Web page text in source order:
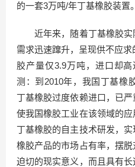
的一套3万吨/年丁基橡胶装置。
近年来，随着丁基橡胶实
需求迅速蹿升，呈现供不应
胶产量仅3.9万吨，进口却
测：到2010年，我国丁基橡
丁基橡胶过度依赖进口，已严
使我国橡胶工业在该领域的
丁基橡胶的自主技术研发，
橡胶产品的市场占有率，摆
迫切的现实意义，而且具有